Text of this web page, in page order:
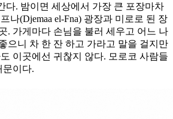
다. 밤이면 세상에서 가장 큰 포장마차
나(Djemaa el-Fna) 광장과 미로로 된 장
. 가게마다 손님을 불러 세우고 어느 나
으니 차 한 잔 하고 가라고 말을 걸지만
이곳에선 귀찮지 않다. 모로코 사람들
문이다.